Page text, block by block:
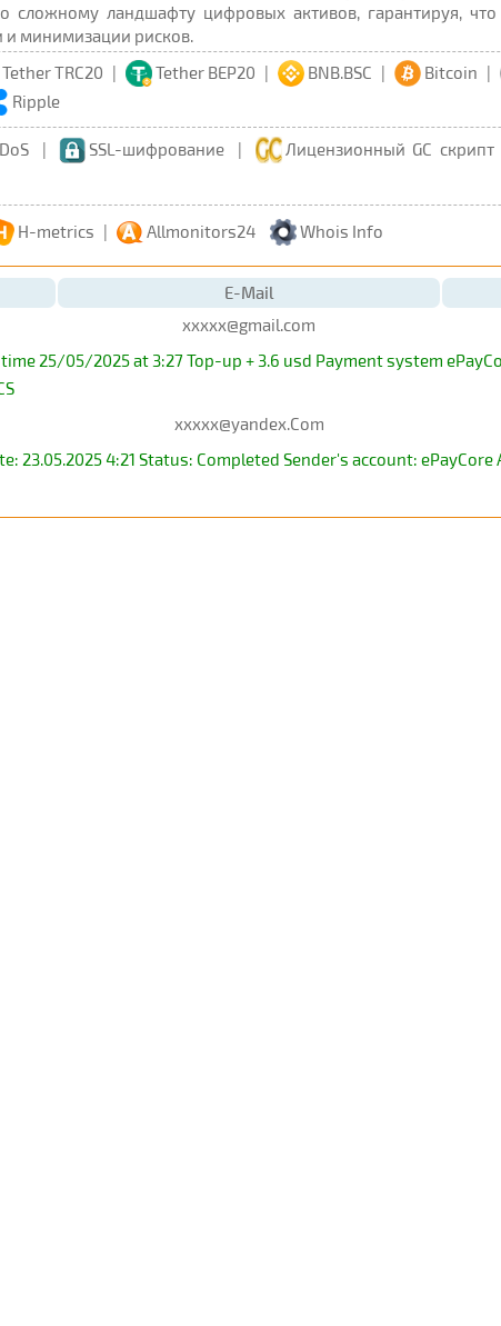
ландшафту цифровых активов, гарантируя, что
и минимизации рисков.
Tether TRC20 | Tether BEP20 | BNB.BSC | Bitcoin |
Ripple
| SSL-шифрование | Лицензионный GC скрипт
H-metrics | Allmonitors24 Whois Info
E-Mail
xxxxx@gmail.com
25/05/2025 at 3:27 Top-up + 3.6 usd Payment system
xxxxx@yandex.Com
23.05.2025 4:21 Status: Completed Sender's account: